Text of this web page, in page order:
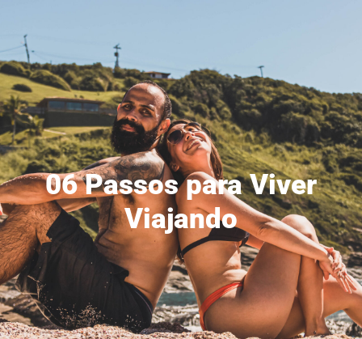
06 Passos para Viver
Viajando